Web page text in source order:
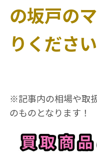
の坂戸の
りください
※記事内の相場や取
のものとなります！